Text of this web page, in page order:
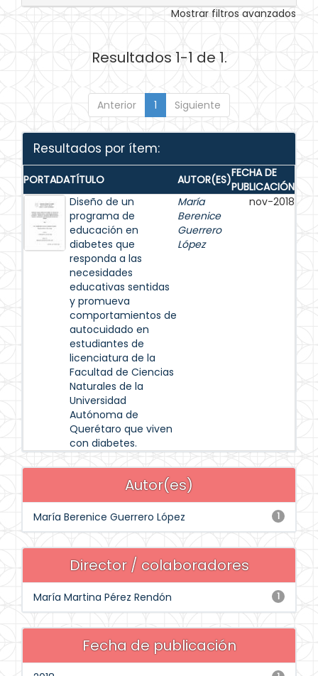
Mostrar filtros avanzados
Resultados 1-1 de 1.
Anterior 1 Siguiente
Resultados por ítem:
PORTADATÍTULO AUTOR(ES)FECHA DE
PUBLICACIÓN
Diseño de un
programa de
educación en
diabetes que
responda a las
necesidades
educativas sentidas
y promueva
comportamientos de
autocuidado en
estudiantes de
licenciatura de la
Facultad de Ciencias
Naturales de la
Universidad
Autónoma de
Querétaro que viven
con diabetes.
María
Berenice
Guerrero
López
nov-2018
Autor(es)
1
María Berenice Guerrero López
Director / colaboradores
1
María Martina Pérez Rendón
Fecha de publicación